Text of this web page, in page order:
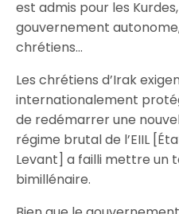
est admis pour les
gouvernement
chrétiens…
Les chrétiens d’Irak
internationalement
de redémarrer une
régime brutal de l’EIIL
Levant] a failli mettre un
bimillénaire.